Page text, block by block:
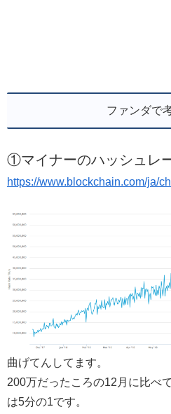
ファンダで
①マイナーのハッシュレ
https://www.blockchain.com/ja/
曲げてんしてます。
200万だったころの12月に比べ
は5分の1です。